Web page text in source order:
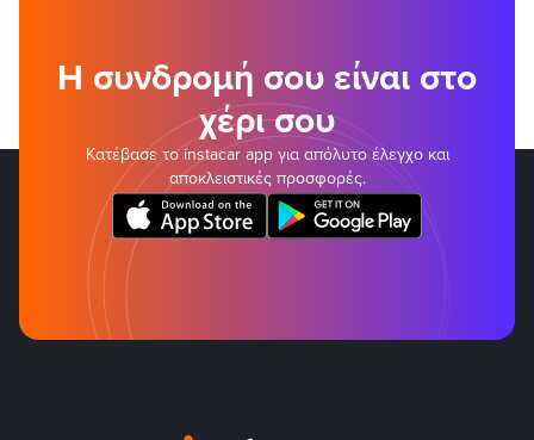
Η συνδρομή σου είναι στο
χέρι σου
Κατέβασε το instacar app για απόλυτο έλεγχο και
αποκλειστικές προσφορές.